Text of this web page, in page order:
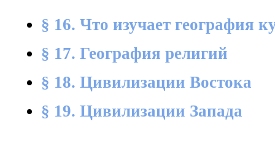
§ 16. Что изучает география
§ 17. География религий
§ 18. Цивилизации Востока
§ 19. Цивилизации Запада